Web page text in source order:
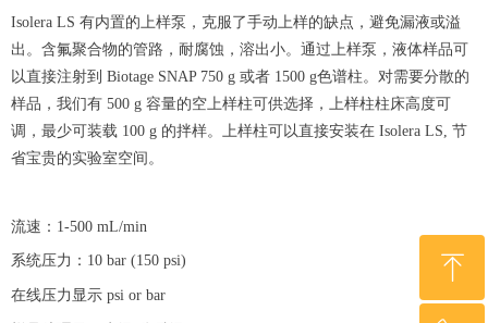
Isolera LS 有内置的上样泵，克服了手动上样的缺点，避免漏液或溢
出。含氟聚合物的管路，耐腐蚀，溶出小。通过上样泵，液体样品可
以直接注射到 Biotage SNAP 750 g 或者 1500 g色谱柱。对需要分散的
样品，我们有 500 g 容量的空上样柱可供选择，上样柱柱床高度可
调，最少可装载 100 g 的拌样。上样柱可以直接安装在 Isolera LS, 节
省宝贵的实验室空间。
流速： 1-500 mL/min
系统压力： 10 bar (150 psi)
在线压力显示 psi or bar
ꁸ